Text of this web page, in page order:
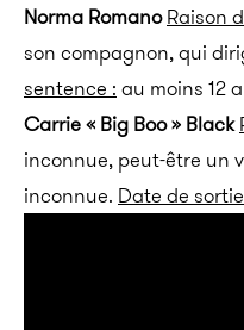
Norma Romano Raison
son compagnon, qui
sentence : au moins 12
Carrie « Big Boo » Black
inconnue, peut-être un
inconnue. Date de